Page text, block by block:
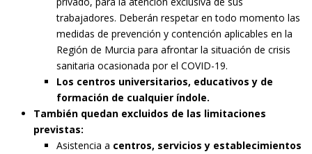
trabajadores. Deberán respetar en todo momento las
medidas de prevención y contención aplicables en la
Región de Murcia para afrontar la situación de crisis
sanitaria ocasionada por el COVID-19.
Los centros universitarios, educativos y de
formación de cualquier índole.
También quedan excluidos de las limitaciones
previstas:
Asistencia a centros, servicios y establecimientos